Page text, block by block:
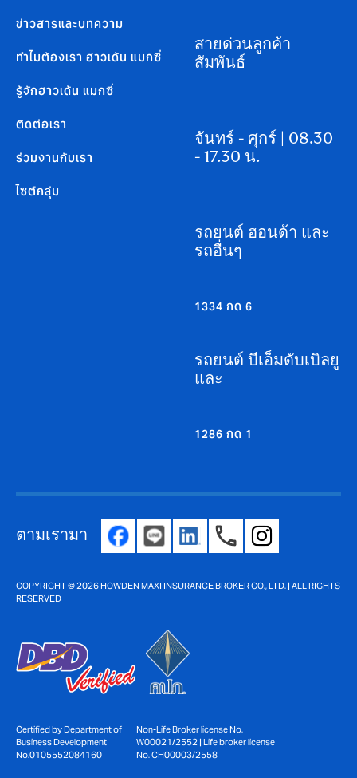
ข่าวสารและบทความ
ทำไมต้องเรา ฮาวเด้น แมกซี่
รู้จักฮาวเด้น แมกซี่
ติดต่อเรา
ร่วมงานกับเรา
ไซต์กลุ่ม
สายด่วนลูกค้า
สัมพันธ์
จันทร์ - ศุกร์ | 08.30
- 17.30 น.
รถยนต์ ฮอนด้า และ
รถอื่นๆ
1334 กด 6
รถยนต์ บีเอ็มดับเบิลยู
และ
1286 กด 1
ตามเรามา
COPYRIGHT © 2026 HOWDEN MAXI INSURANCE BROKER CO., LTD. | ALL RIGHTS
RESERVED
Certified by Department of
Business Development
No.0105552084160
Non-Life Broker license No.
W00021/2552 | Life broker license
No. CH00003/2558